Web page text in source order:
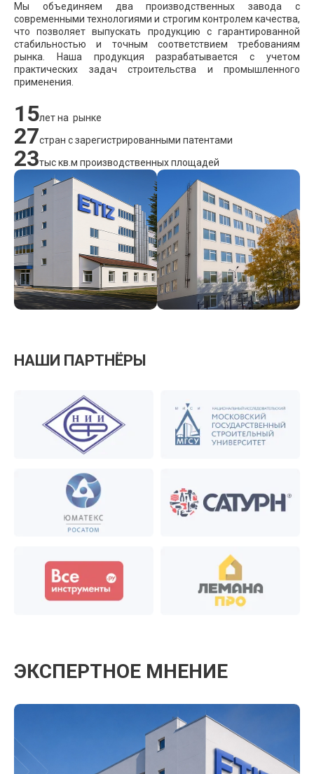
Мы объединяем два производственных завода с
современными технологиями и строгим контролем качества,
что позволяет выпускать продукцию с гарантированной
стабильностью и точным соответствием требованиям
рынка. Наша продукция разрабатывается с учетом
практических задач строительства и промышленного
применения.
15лет на рынке
27стран с зарегистрированными патентами
23тыс кв.м производственных площадей
НАШИ ПАРТНЁРЫ
ЭКСПЕРТНОЕ МНЕНИЕ